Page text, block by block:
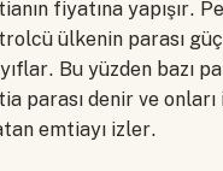
fiyatına yapışır.
ülkenin parası
Bu yüzden bazı
parası denir ve onları
emtiayı izler.